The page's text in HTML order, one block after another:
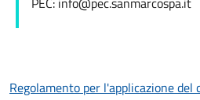
Regolamento per l'applicazione